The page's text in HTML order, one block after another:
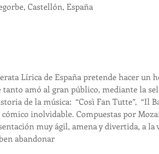
Castellón, España
Lírica de España pretende hacer un
amó al gran público, mediante la
de la música:  “Così Fan Tutte”,  “Il
cómico inolvidable. Compuestas por
muy ágil, amena y divertida, a
abandonar